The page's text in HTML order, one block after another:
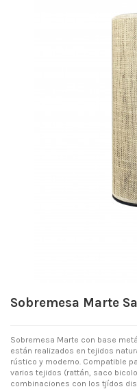
Sobremesa Marte
Sobremesa Marte con base
están realizados en tejidos
rústico y moderno. Compatible
varios tejidos (rattán, saco
combinaciones con los tjídos